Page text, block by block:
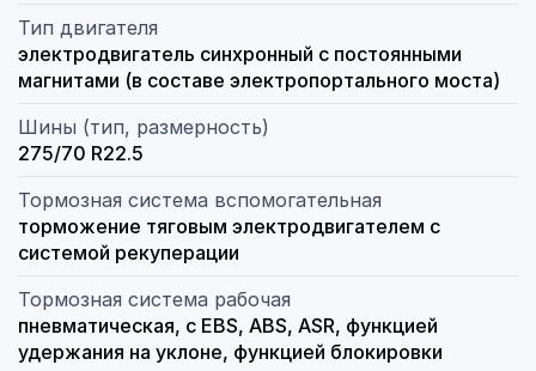
Тип двигателя
электродвигатель синхронный с постоянными
магнитами (в составе электропортального моста)
Шины (тип, размерность)
275/70 R22.5
Тормозная система вспомогательная
торможение тяговым электродвигателем с
системой рекуперации
Тормозная система рабочая
пневматическая, с EBS, ABS, ASR, функцией
удержания на уклоне, функцией блокировки